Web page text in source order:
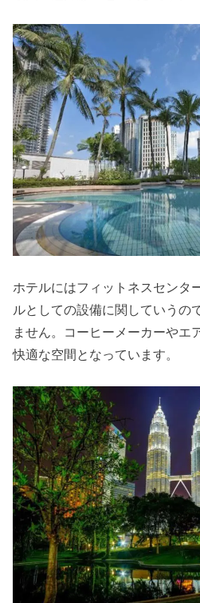
ホテルにはフィットネスセンタ
ルとしての設備に関していうの
ません。コーヒーメーカーやエ
快適な空間となっています。